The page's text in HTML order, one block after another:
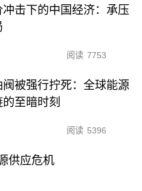
冲击下的中国经济：承压
阅读 7753
阀被强行拧死：全球能源
至暗时刻
阅读 5396
供应危机